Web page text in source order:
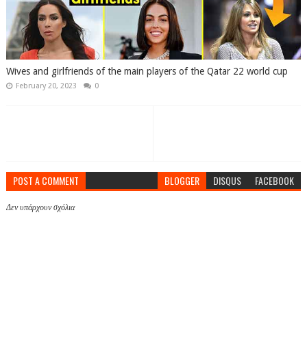
Wives and girlfriends of the main players of the Qatar 22 world cup
February 20, 2023 0
POST A COMMENT BLOGGER DISQUS FACEBOOK
Δεν υπάρχουν σχόλια